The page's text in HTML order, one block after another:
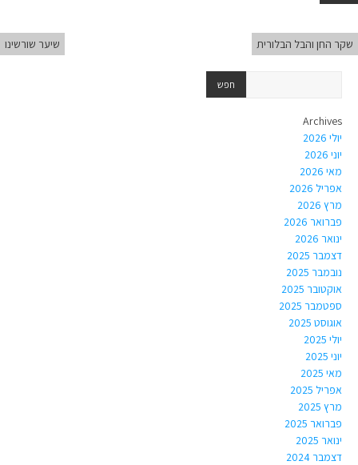
שקר החן והבל הבלורית שיער שורשינו
Archives
יולי 2026
יוני 2026
מאי 2026
אפריל 2026
מרץ 2026
פברואר 2026
ינואר 2026
דצמבר 2025
נובמבר 2025
אוקטובר 2025
ספטמבר 2025
אוגוסט 2025
יולי 2025
יוני 2025
מאי 2025
אפריל 2025
מרץ 2025
פברואר 2025
ינואר 2025
דצמבר 2024